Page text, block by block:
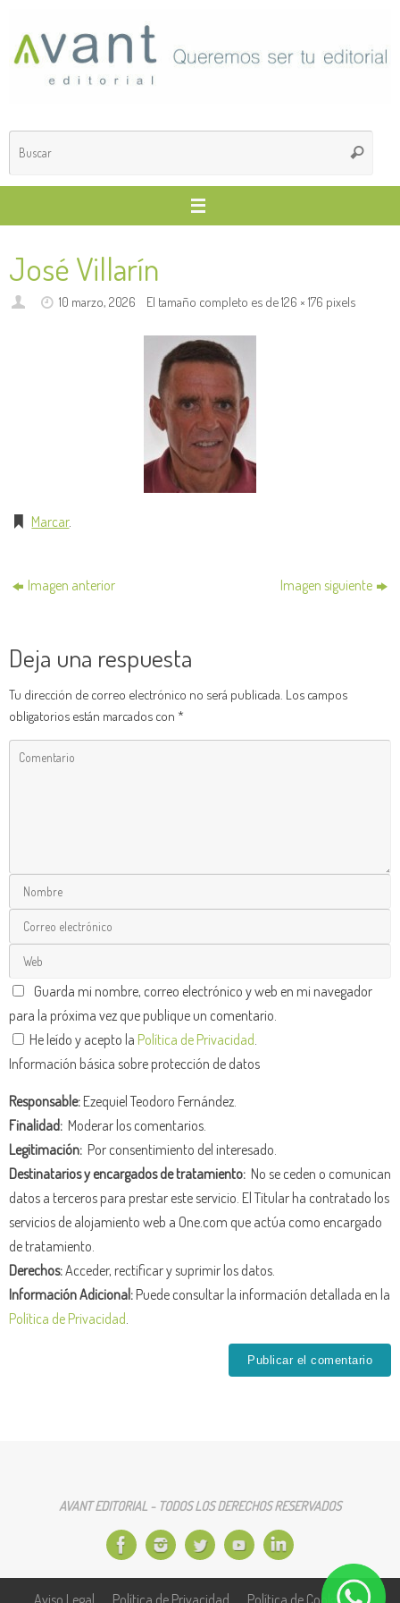
contenido
Buscar
José Villarín
10 marzo, 2026 El tamaño completo es de126 × 176 pixels
Marcar.
Imagen anterior Imagen siguiente
Deja una respuesta
Tu dirección de correo electrónico no será publicada. Los campos
obligatorios están marcados con *
Guarda mi nombre, correo electrónico y web en mi navegador
para la próxima vez que publique un comentario.
He leído y acepto la Política de Privacidad
Información básica sobre protección de datos
Responsable:Ezequiel Teodoro Fernández.
Finalidad: Moderar los comentarios.
Legitimación: Por consentimiento del interesado.
Destinatarios y encargados de tratamiento: No se ceden o comunican
datos a terceros para prestar este servicio. El Titular ha contratado los
servicios de alojamiento web a One.com que actúa como encargado
de tratamiento.
Derechos:Acceder, rectificar y suprimir los datos.
Información Adicional:Puede consultar la información detallada en la
Política de Privacidad
AVANT EDITORIAL - TODOS LOS DERECHOS RESERVADOS
Aviso Legal Política de Privacidad Política de Cookies